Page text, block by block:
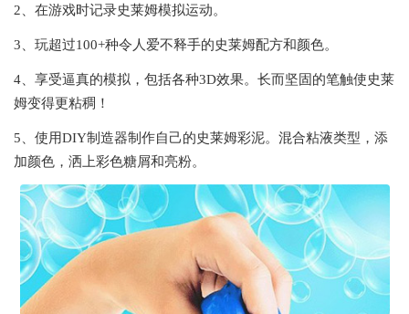
2、在游戏时记录史莱姆模拟运动。
3、玩超过100+种令人爱不释手的史莱姆配方和颜色。
4、享受逼真的模拟，包括各种3D效果。长而坚固的笔触使史莱
姆变得更粘稠！
5、使用DIY制造器制作自己的史莱姆彩泥。混合粘液类型，添
加颜色，洒上彩色糖屑和亮粉。